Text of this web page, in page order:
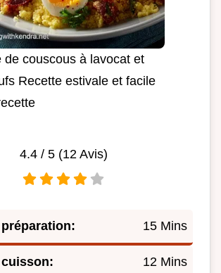
de couscous à lavocat et
Recette estivale et facile
4.4/ 5 (12Avis)
15 Mins
12 Mins